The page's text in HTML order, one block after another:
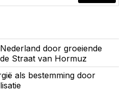
door groeiende
Straat van Hormuz
als bestemming door